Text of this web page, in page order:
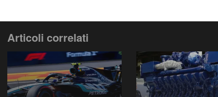
Articoli correlati